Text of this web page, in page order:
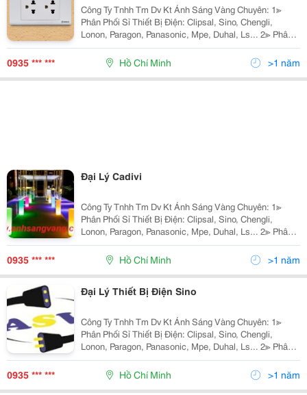
Công Ty Tnhh Tm Dv Kt Ánh Sáng Vàng Chuyên: 1≫
Phân Phối Sỉ Thiết Bị Điện: Clipsal, Sino, Chengli,
Lonon, Paragon, Panasonic, Mpe, Duhal, Ls... 2≫ Phân
Phối Đèn Chiếu Sáng Nội Ngoại Thất: Hufa Lighting,
Fata Lighting, Euroto, Nét Việt, Sano,
0935 *** *** Hồ Chí Minh >1 năm
Đại Lý Cadivi
Công Ty Tnhh Tm Dv Kt Ánh Sáng Vàng Chuyên: 1≫
Phân Phối Sỉ Thiết Bị Điện: Clipsal, Sino, Chengli,
Lonon, Paragon, Panasonic, Mpe, Duhal, Ls... 2≫ Phân
Phối Đèn Chiếu Sáng Nội Ngoại Thất: Nét Việt, Euro,
Sano, Quốc Ngọc, 168 Lighting, Kim Lo
0935 *** *** Hồ Chí Minh >1 năm
Đại Lý Thiết Bị Điện Sino
Công Ty Tnhh Tm Dv Kt Ánh Sáng Vàng Chuyên: 1≫
Phân Phối Sỉ Thiết Bị Điện: Clipsal, Sino, Chengli,
Lonon, Paragon, Panasonic, Mpe, Duhal, Ls... 2≫ Phân
Phối Đèn Chiếu Sáng Nội Ngoại Thất: Nét Việt, Euro,
Sano, Quốc Ngọc, 168 Lighting, Kim Lo
0935 *** *** Hồ Chí Minh >1 năm